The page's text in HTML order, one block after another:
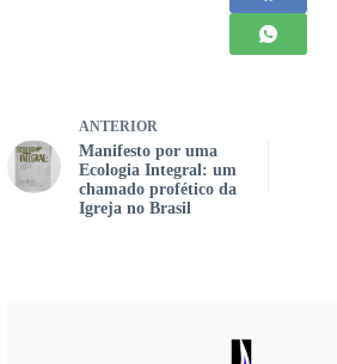
ANTERIOR
Manifesto por uma
Ecologia Integral: um
chamado profético da
Igreja no Brasil